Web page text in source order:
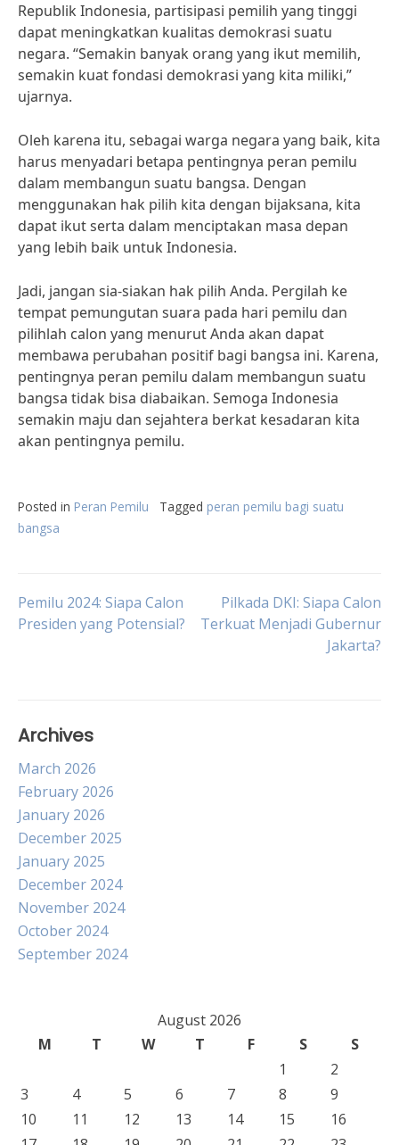
Republik Indonesia, partisipasi pemilih yang tinggi
dapat meningkatkan kualitas demokrasi suatu
negara. “Semakin banyak orang yang ikut memilih,
semakin kuat fondasi demokrasi yang kita miliki,”
ujarnya.
Oleh karena itu, sebagai warga negara yang baik, kita
harus menyadari betapa pentingnya peran pemilu
dalam membangun suatu bangsa. Dengan
menggunakan hak pilih kita dengan bijaksana, kita
dapat ikut serta dalam menciptakan masa depan
yang lebih baik untuk Indonesia.
Jadi, jangan sia-siakan hak pilih Anda. Pergilah ke
tempat pemungutan suara pada hari pemilu dan
pilihlah calon yang menurut Anda akan dapat
membawa perubahan positif bagi bangsa ini. Karena,
pentingnya peran pemilu dalam membangun suatu
bangsa tidak bisa diabaikan. Semoga Indonesia
semakin maju dan sejahtera berkat kesadaran kita
akan pentingnya pemilu.
Posted in Peran Pemilu Tagged peran pemilu bagi suatu
bangsa
Post
Pemilu 2024: Siapa Calon
Presiden yang Potensial?
Pilkada DKI: Siapa Calon
Terkuat Menjadi Gubernur
Jakarta?
Archives
March 2026
February 2026
January 2026
December 2025
January 2025
December 2024
November 2024
October 2024
September 2024
August 2026
M
T W T F S
S
1
2
3
4 5 6 7 8
9
10
11 12 13 14 15
16